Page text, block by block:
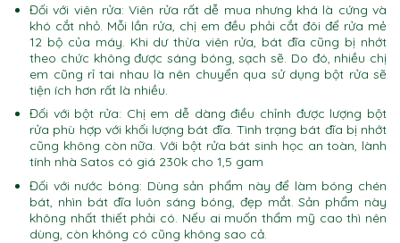
Đối với viên rửa: Viên rửa rất dễ mua nhưng khá là cứng và
khó cắt nhỏ. Mỗi lần rửa, chị em đều phải cắt đôi để rửa mẻ
12 bộ của máy. Khi dư thừa viên rửa, bát đĩa cũng bị nhớt
theo chức không được sáng bóng, sạch sẽ. Do đó, nhiều chị
em cũng rỉ tai nhau là nên chuyển qua sử dụng bột rửa sẽ
tiện ích hơn rất là nhiều.
Đối với bột rửa: Chị em dễ dàng điều chỉnh được lượng bột
rửa phù hợp với khối lượng bát đĩa. Tình trạng bát đĩa bị nhớt
cũng không còn nữa. Với bột rửa bát sinh học an toàn, lành
tính nhà Satos có giá 230k cho 1,5 gam
Đối với nước bóng: Dùng sản phẩm này để làm bóng chén
bát, nhìn bát đĩa luôn sáng bóng, đẹp mắt. Sản phẩm này
không nhất thiết phải có. Nếu ai muốn thẩm mỹ cao thì nên
dùng, còn không có cũng không sao cả.